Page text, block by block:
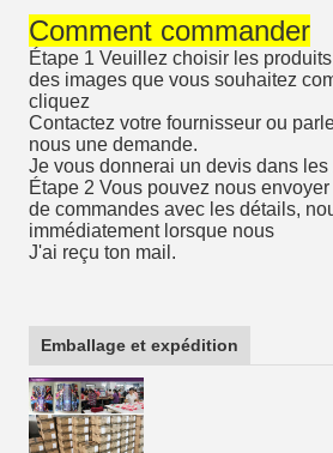
Comment commander
Étape 1 Veuillez choisir les
des images que vous souhaitez
cliquez
Contactez votre fournisseur ou
nous une demande.
Je vous donnerai un devis dans les
Étape 2 Vous pouvez nous
de commandes avec les détails,
immédiatement lorsque nous
J'ai reçu ton mail.
Emballage et expédition